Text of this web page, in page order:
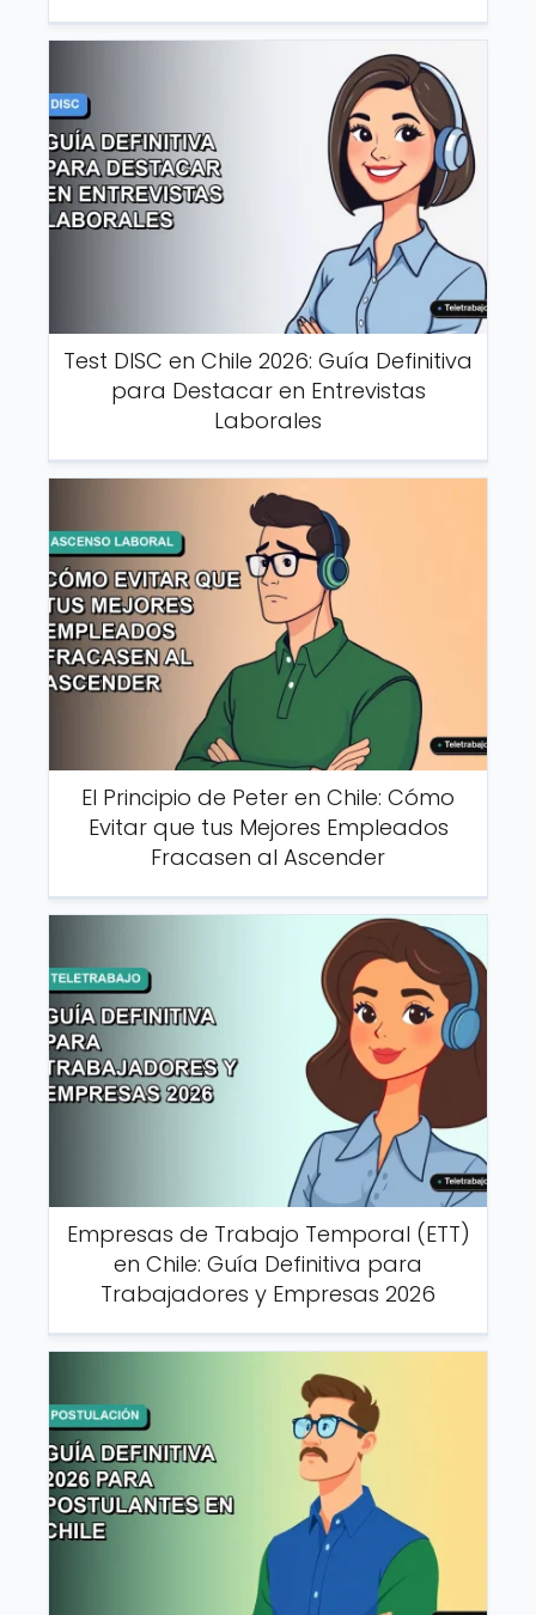
Test DISC en Chile 2026: Guía Definitiva
para Destacar en Entrevistas
Laborales
El Principio de Peter en Chile: Cómo
Evitar que tus Mejores Empleados
Fracasen al Ascender
Empresas de Trabajo Temporal (ETT)
en Chile: Guía Definitiva para
Trabajadores y Empresas 2026